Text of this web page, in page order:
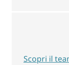
Scopri il